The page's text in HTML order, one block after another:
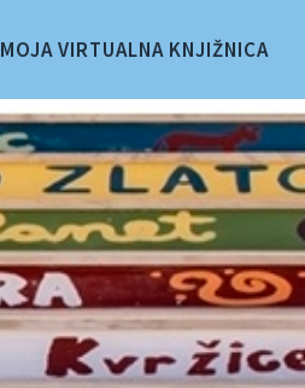
MOJA VIRTUALNA KNJIŽNICA